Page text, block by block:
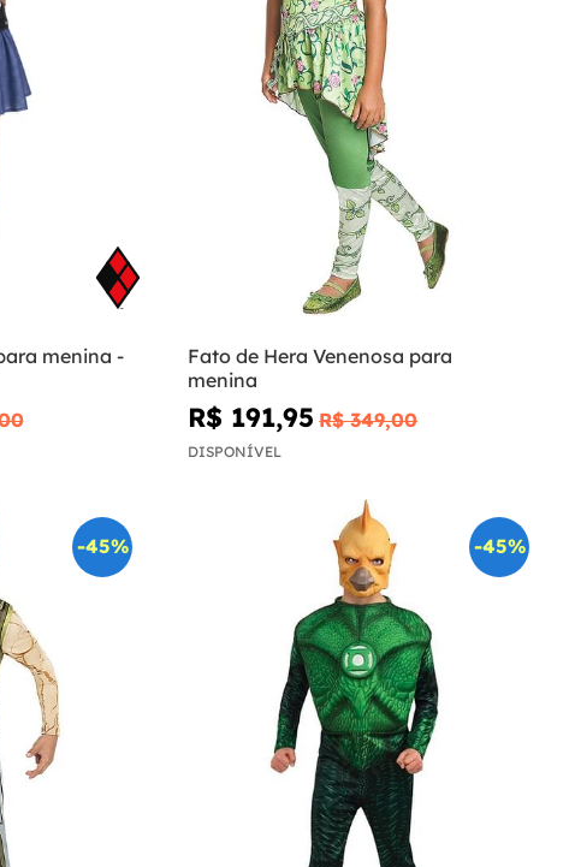
menina -
Fato de Hera Venenosa para
menina
R$ 191,95 R$ 349,00
DISPONÍVEL
-45% -45%